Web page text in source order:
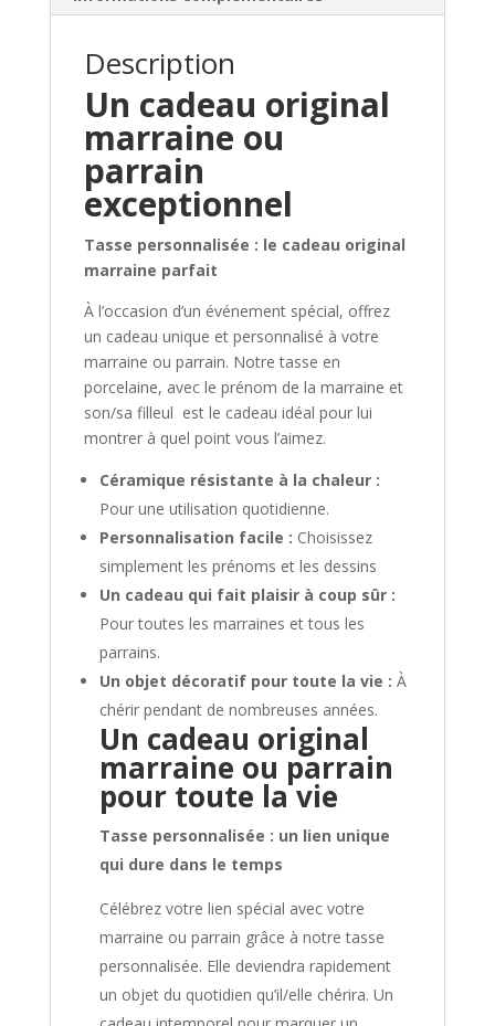
Description
Un cadeau original
marraine ou
parrain
exceptionnel
Tasse personnalisée : le cadeau original
marraine parfait
À l’occasion d’un événement spécial, offrez
un cadeau unique et personnalisé à votre
marraine ou parrain. Notre tasse en
porcelaine, avec le prénom de la marraine et
son/sa filleul est le cadeau idéal pour lui
montrer à quel point vous l’aimez.
Céramique résistante à la chaleur :
Pour une utilisation quotidienne.
Personnalisation facile : Choisissez
simplement les prénoms et les dessins
Un cadeau qui fait plaisir à coup sûr :
Pour toutes les marraines et tous les
parrains.
Un objet décoratif pour toute la vie : À
chérir pendant de nombreuses années.
Un cadeau original
marraine ou parrain
pour toute la vie
Tasse personnalisée : un lien unique
qui dure dans le temps
Célébrez votre lien spécial avec votre
marraine ou parrain grâce à notre tasse
personnalisée. Elle deviendra rapidement
un objet du quotidien qu’il/elle chérira. Un